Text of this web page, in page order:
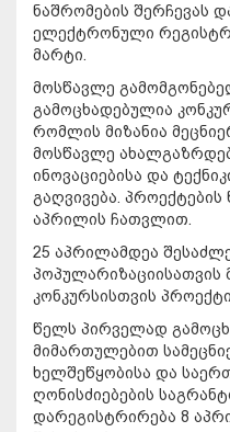
ნაშრომების შერჩევას
ელექტრონული
მარტი.
მოსწავლე
გამოცხადებულია
რომლის მიზანია
მოსწავლე
ინოვაციებისა და
გაღვივება.
აპრილის ჩათვლით.
25 აპრილამდეა
პოპულარიზაციისათვის
კონკურსისთვის
წელს პირველად
მიმართულებით
ხელშეწყობისა და
ღონისძიებების
დარეგისტრირება 8